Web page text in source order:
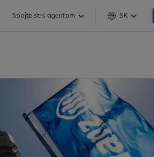
Spojte sa s agentom SK